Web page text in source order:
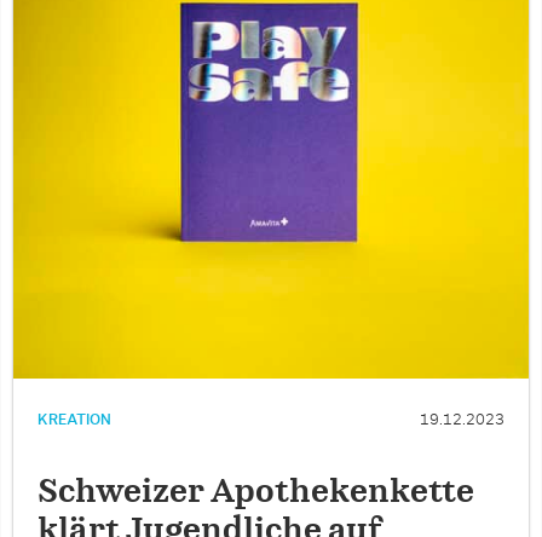
KREATION 19.12.2023
Schweizer Apothekenkette
klärt Jugendliche auf